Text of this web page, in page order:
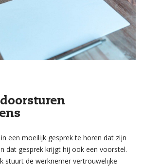
een moeilijk gesprek te horen dat zijn
dat gesprek krijgt hij ook een voorstel.
stuurt de werknemer vertrouwelijke